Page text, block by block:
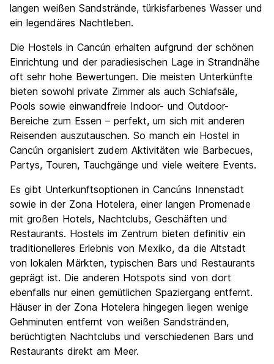
langen weißen Sandstrände, türkisfarbenes Wasser und
ein legendäres Nachtleben.
Die Hostels in Cancún erhalten aufgrund der schönen
Einrichtung und der paradiesischen Lage in Strandnähe
oft sehr hohe Bewertungen. Die meisten Unterkünfte
bieten sowohl private Zimmer als auch Schlafsäle,
Pools sowie einwandfreie Indoor- und Outdoor-
Bereiche zum Essen – perfekt, um sich mit anderen
Reisenden auszutauschen. So manch ein Hostel in
Cancún organisiert zudem Aktivitäten wie Barbecues,
Partys, Touren, Tauchgänge und viele weitere Events.
Es gibt Unterkunftsoptionen in Cancúns Innenstadt
sowie in der Zona Hotelera, einer langen Promenade
mit großen Hotels, Nachtclubs, Geschäften und
Restaurants. Hostels im Zentrum bieten definitiv ein
traditionelleres Erlebnis von Mexiko, da die Altstadt
von lokalen Märkten, typischen Bars und Restaurants
geprägt ist. Die anderen Hotspots sind von dort
ebenfalls nur einen gemütlichen Spaziergang entfernt.
Häuser in der Zona Hotelera hingegen liegen wenige
Gehminuten entfernt von weißen Sandstränden,
berüchtigten Nachtclubs und verschiedenen Bars und
Restaurants direkt am Meer.